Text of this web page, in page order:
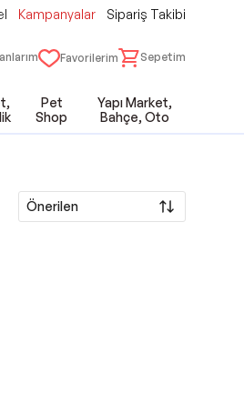
Kampanyalar Sipariş Takibi
Favorilerim Sepetim
Pet
Shop
Yapı Market,
Bahçe, Oto
Önerilen